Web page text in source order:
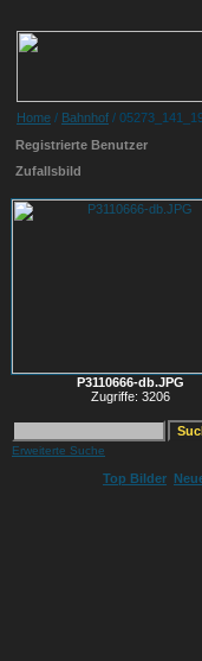
Home / Bahnhof /
Registrierte Benutzer
Zufallsbild
P3110666-db.JPG
Zugriffe: 3206
Erweiterte Suche
Top Bilder